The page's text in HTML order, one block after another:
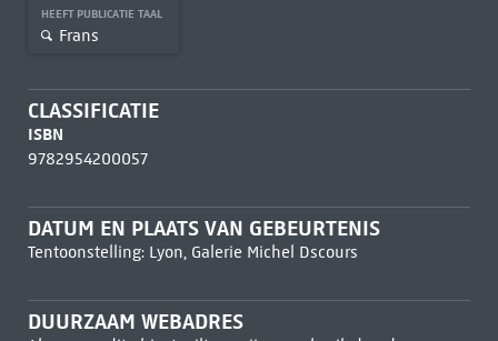
HEEFT PUBLICATIE TAAL
Frans
CLASSIFICATIE
ISBN
9782954200057
DATUM EN PLAATS VAN GEBEURTENIS
Tentoonstelling: Lyon, Galerie Michel Dscours
DUURZAAM WEBADRES